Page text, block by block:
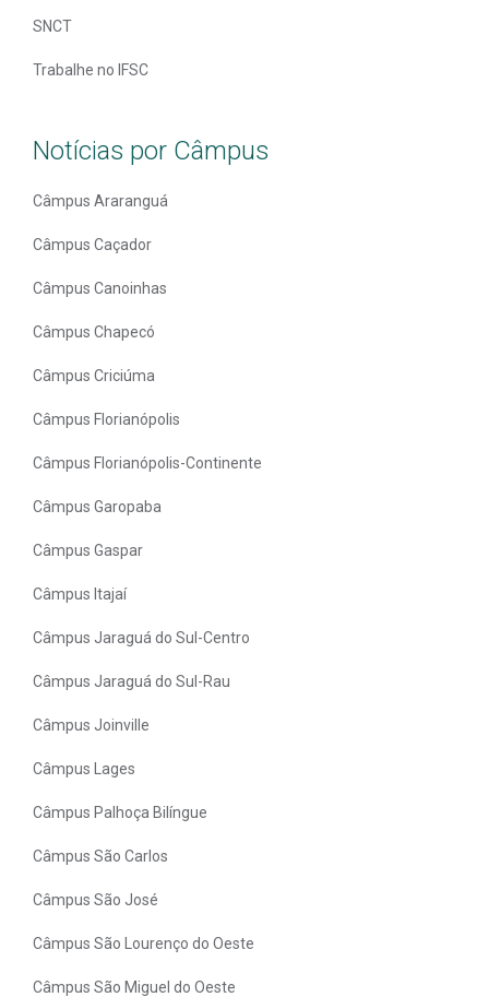
SNCT
Trabalhe no IFSC
Notícias por Câmpus
Câmpus Araranguá
Câmpus Caçador
Câmpus Canoinhas
Câmpus Chapecó
Câmpus Criciúma
Câmpus Florianópolis
Câmpus Florianópolis-Continente
Câmpus Garopaba
Câmpus Gaspar
Câmpus Itajaí
Câmpus Jaraguá do Sul-Centro
Câmpus Jaraguá do Sul-Rau
Câmpus Joinville
Câmpus Lages
Câmpus Palhoça Bilíngue
Câmpus São Carlos
Câmpus São José
Câmpus São Lourenço do Oeste
Câmpus São Miguel do Oeste